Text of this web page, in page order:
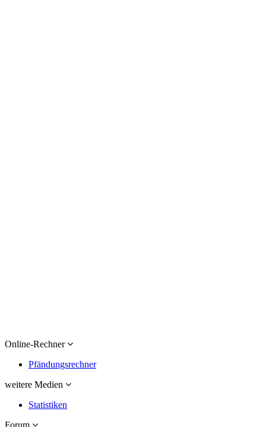
Online-Rechner
Pfändungsrechner
weitere Medien
Statistiken
Forum